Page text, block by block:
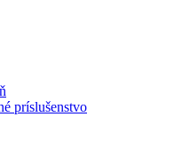
príslušenstvo